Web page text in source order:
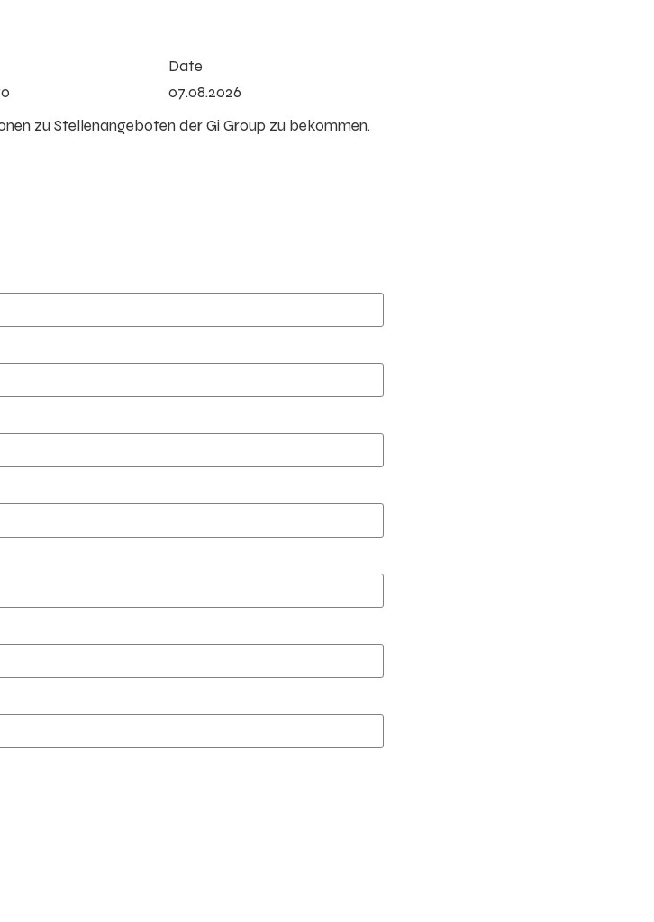
Date
07.08.2026
zu Stellenangeboten der Gi Group zu bekommen.